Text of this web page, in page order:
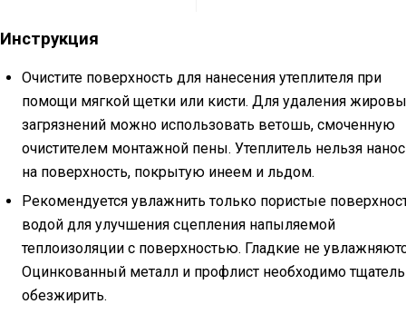
Инструкция
Очистите поверхность для нанесения утеплителя при
помощи мягкой щетки или кисти. Для удаления
загрязнений можно использовать ветошь, смоченную
очистителем монтажной пены. Утеплитель нельзя
на поверхность, покрытую инеем и льдом.
Рекомендуется увлажнить только пористые
водой для улучшения сцепления напыляемой
теплоизоляции с поверхностью. Гладкие не
Оцинкованный металл и профлист необходимо
обезжирить.